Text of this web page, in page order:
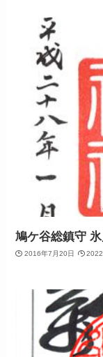
鳩ケ谷総鎮守
2016年7月20日